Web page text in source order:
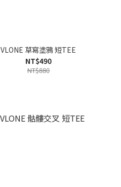
VLONE 草寫塗鴉 短TEE
NT$490
NT$880